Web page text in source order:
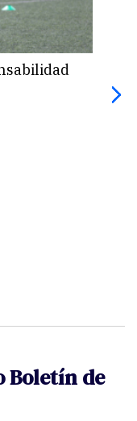
Boletín de